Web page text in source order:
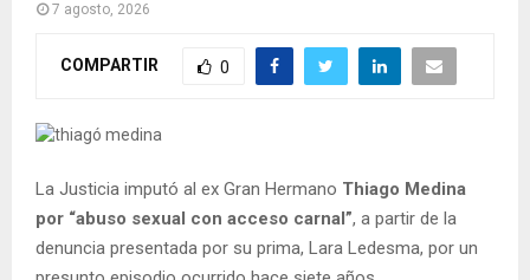
7 agosto, 2026
COMPARTIR 0
La Justicia imputó al ex Gran Hermano Thiago Medina
por “abuso sexual con acceso carnal”, a partir de la
denuncia presentada por su prima, Lara Ledesma, por un